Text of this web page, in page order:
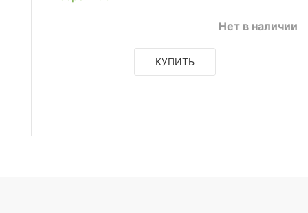
Нет в наличии
КУПИТЬ